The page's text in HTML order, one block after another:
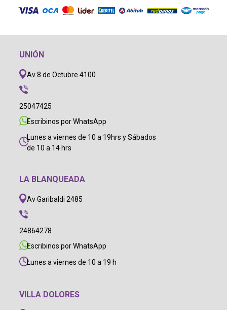
UNIÓN
Av 8 de Octubre 4100
25047425
Escribinos por WhatsApp
Lunes a viernes de 10 a 19hrs y Sábados
de 10 a 14 hrs
LA BLANQUEADA
Av Garibaldi 2485
24864278
Escribinos por WhatsApp
Lunes a viernes de 10 a 19 h
VILLA DOLORES